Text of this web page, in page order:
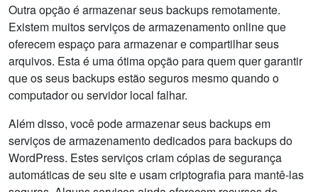
Outra opção é armazenar seus backups remotamente.
Existem muitos serviços de armazenamento online que
oferecem espaço para armazenar e compartilhar seus
arquivos. Esta é uma ótima opção para quem quer garantir
que os seus backups estão seguros mesmo quando o
computador ou servidor local falhar.
Além disso, você pode armazenar seus backups em
serviços de armazenamento dedicados para backups do
WordPress. Estes serviços criam cópias de segurança
automáticas de seu site e usam criptografia para mantê-las